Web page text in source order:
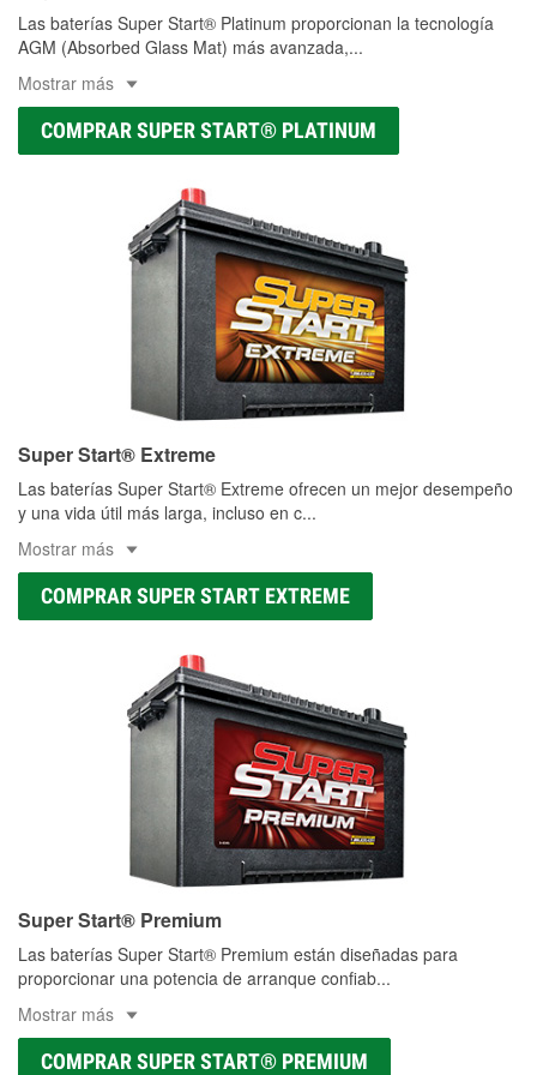
Las baterías Super Start® Platinum proporcionan la tecnología
AGM (Absorbed Glass Mat) más avanzada,...
Mostrar más
COMPRAR SUPER START® PLATINUM
Super Start® Extreme
Las baterías Super Start® Extreme ofrecen un mejor desempeño
y una vida útil más larga, incluso en c...
Mostrar más
COMPRAR SUPER START EXTREME
Super Start® Premium
Las baterías Super Start® Premium están diseñadas para
proporcionar una potencia de arranque confiab...
Mostrar más
COMPRAR SUPER START® PREMIUM